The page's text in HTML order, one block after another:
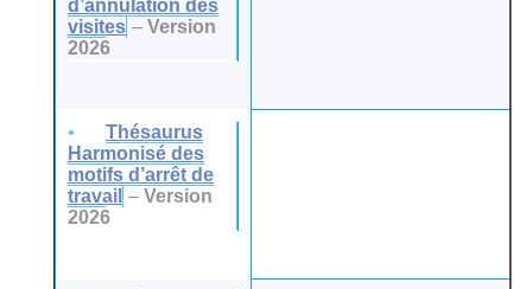
d’annulation des
visites – Version
2026
Thésaurus
Harmonisé des
motifs d’arrêt de
travail – Version
2026